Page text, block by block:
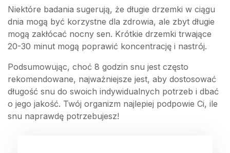
Niektóre badania sugerują, że długie drzemki w ciągu
dnia mogą być korzystne dla zdrowia, ale zbyt długie
mogą zakłócać nocny sen. Krótkie drzemki trwające
20-30 minut mogą poprawić koncentrację i nastrój.
Podsumowując, choć 8 godzin snu jest często
rekomendowane, najważniejsze jest, aby dostosować
długość snu do swoich indywidualnych potrzeb i dbać
o jego jakość. Twój organizm najlepiej podpowie Ci, ile
snu naprawdę potrzebujesz!